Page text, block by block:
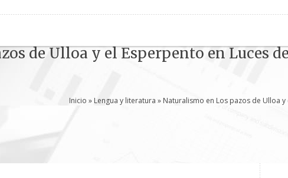
de Ulloa y el Esperpento en Luces
Inicio » Lengua y literatura » Naturalismo en Los pazos de Ulloa